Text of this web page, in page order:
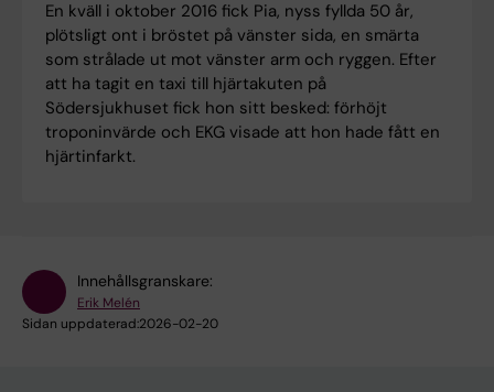
En kväll i oktober 2016 fick Pia, nyss fyllda 50 år,
plötsligt ont i bröstet på vänster sida, en smärta
som strålade ut mot vänster arm och ryggen. Efter
att ha tagit en taxi till hjärtakuten på
Södersjukhuset fick hon sitt besked: förhöjt
troponinvärde och EKG visade att hon hade fått en
hjärtinfarkt.
Innehållsgranskare:
Erik Melén
Sidan uppdaterad:2026-02-20